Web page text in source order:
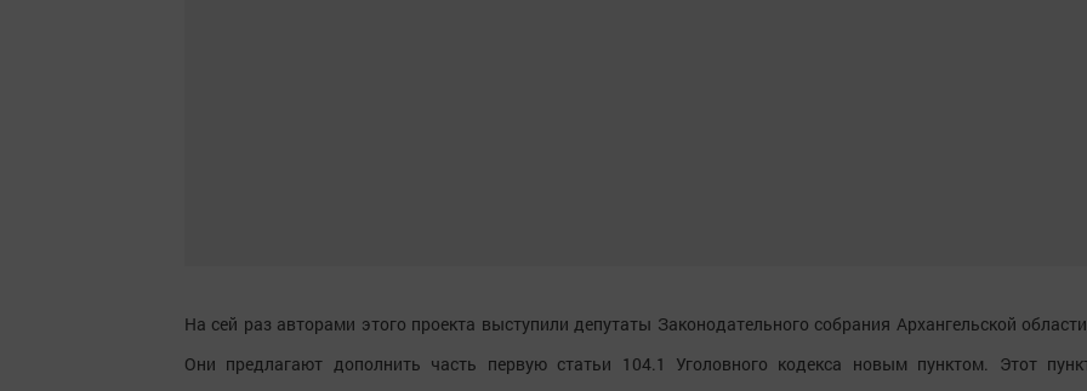
На сей раз авторами этого проекта выступили депутаты Законодательного собрания Архангельской
Они предлагают дополнить часть первую статьи 104.1 Уголовного кодекса новым пунктом. Этот